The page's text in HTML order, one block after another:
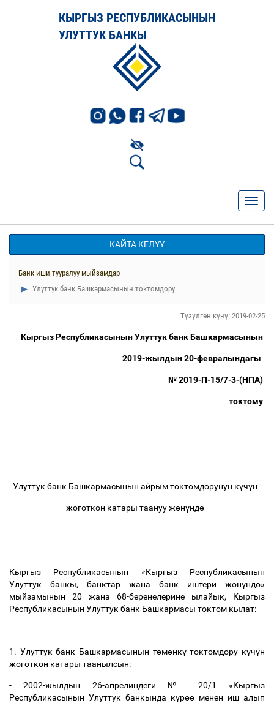
КЫРГЫЗ РЕСПУБЛИКАСЫНЫН
УЛУТТУК БАНКЫ
КАЙТА КЕЛҮҮ
Банк иши тууралуу мыйзамдар
Улуттук банк Башкармасынын токтомдору
Түзүлгөн күнү: 2019-02-25
Кыргыз Республикасынын Улуттук банк Башкармасынын
2019-жылдын 20-февралындагы
№ 2019-П-15/7-3-(НПА)
токтому
Улуттук банк Башкармасынын айрым токтомдорунун күчүн
жоготкон катары таануу жөнүндө
Кыргыз Республикасынын «Кыргыз Республикасынын
Улуттук банкы, банктар жана банк иштери жөнүндө»
мыйзамынын 20 жана 68-беренелерине ылайык, Кыргыз
Республикасынын Улуттук банк Башкармасы токтом кылат:
1. Улуттук банк Башкармасынын төмөнкүтоктомдору күчүн
жоготкон катары таанылсын:
- 2002-жылдын 26-апрелиндеги № 20/1 «Кыргыз
Республикасынын Улуттук банкында күрөө менен иш алып